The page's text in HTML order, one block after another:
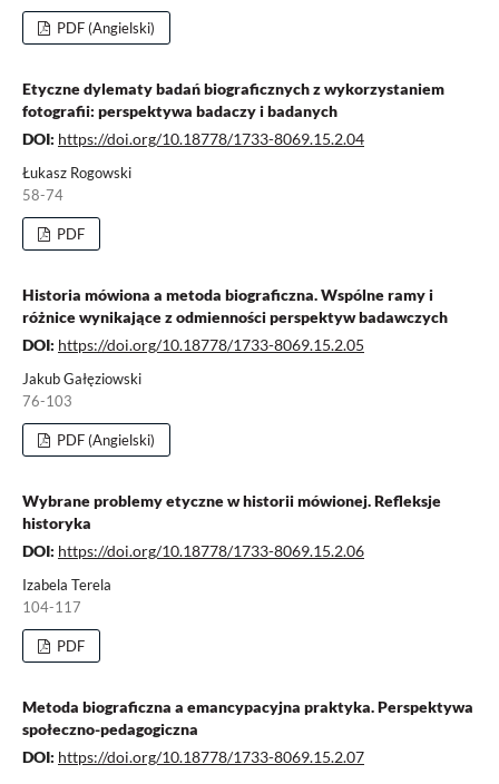
PDF (Angielski)
Etyczne dylematy badań biograficznych z wykorzystaniem
fotografii: perspektywa badaczy i badanych
DOI: https://doi.org/10.18778/1733-8069.15.2.04
Łukasz Rogowski
58-74
PDF
Historia mówiona a metoda biograficzna. Wspólne ramy i
różnice wynikające z odmienności perspektyw badawczych
DOI: https://doi.org/10.18778/1733-8069.15.2.05
Jakub Gałęziowski
76-103
PDF (Angielski)
Wybrane problemy etyczne w historii mówionej. Refleksje
historyka
DOI: https://doi.org/10.18778/1733-8069.15.2.06
Izabela Terela
104-117
PDF
Metoda biograficzna a emancypacyjna praktyka. Perspektywa
społeczno-pedagogiczna
DOI: https://doi.org/10.18778/1733-8069.15.2.07